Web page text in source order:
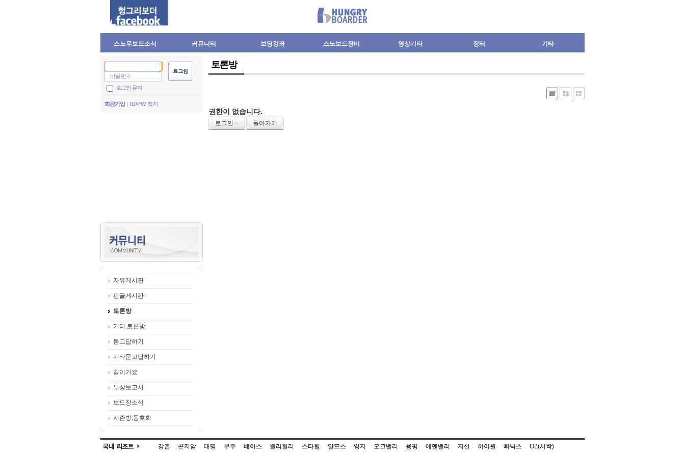
스노우보드소식 커뮤니티 보딩강좌 스노보드장비 영상기타 장터 기타
로그인 유지
회원가입 ID/PW 찾기
자유게시판
펀글게시판
토론방
기타 토론방
묻고답하기
기타묻고답하기
같이가요
부상보고서
보드장소식
시즌방,동호회
토론방
권한이 없습니다.
로그인... 돌아가기
강촌 곤지암 대명 무주 베어스 웰리힐리 스타힐 알프스 양지 오크밸리 용평 에덴밸리 지산 하이원 휘닉스 O2(서학)